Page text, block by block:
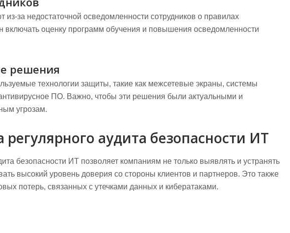
из-за недостаточной осведомленности сотрудников о правилах
включать оценку программ обучения и повышения осведомленности
решения
технологии защиты, такие как межсетевые экраны, системы
ПО. Важно, чтобы эти решения были актуальными и
угрозам.
аудита безопасности ИТ
безопасности ИТ позволяет компаниям не только выявлять и устранять
высокий уровень доверия со стороны клиентов и партнеров. Это также
потерь, связанных с утечками данных и кибератаками.